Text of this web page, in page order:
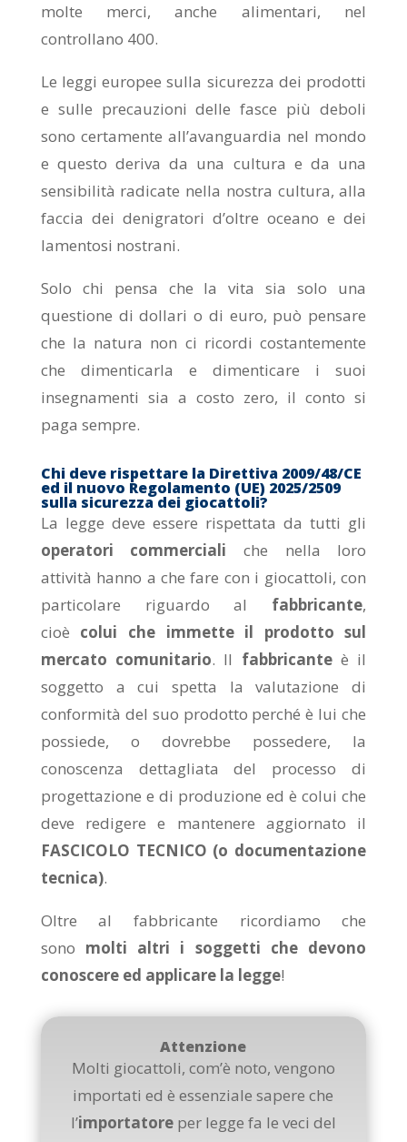
molte merci, anche alimentari, nel
controllano 400.
Le leggi europee sulla sicurezza dei prodotti
e sulle precauzioni delle fasce più deboli
sono certamente all’avanguardia nel mondo
e questo deriva da una cultura e da una
sensibilità radicate nella nostra cultura, alla
faccia dei denigratori d’oltre oceano e dei
lamentosi nostrani.
Solo chi pensa che la vita sia solo una
questione di dollari o di euro, può pensare
che la natura non ci ricordi costantemente
che dimenticarla e dimenticare i suoi
insegnamenti sia a costo zero, il conto si
paga sempre.
Chi deve rispettare la Direttiva 2009/48/CE
ed il nuovo Regolamento (UE) 2025/2509
sulla sicurezza dei giocattoli?
La legge deve essere rispettata da tutti gli
operatori commerciali che nella loro
attività hanno a che fare con i giocattoli, con
particolare riguardo al fabbricante,
cioè colui che immette il prodotto sul
mercato comunitario. Il fabbricanteè il
soggetto a cui spetta la valutazione di
conformità del suo prodotto perché è lui che
possiede, o dovrebbe possedere, la
conoscenza dettagliata del processo di
progettazione e di produzione ed è colui che
deve redigere e mantenere aggiornato il
FASCICOLO TECNICO (o documentazione
tecnica).
Oltre al fabbricante ricordiamo che
sono molti altri i soggetti che devono
conoscere ed applicare la legge!
Attenzione
Molti giocattoli, com’è noto, vengono
importati ed è essenziale sapere che
l’importatoreper legge fa le veci del